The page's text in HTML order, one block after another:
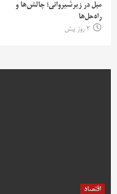
مبل در زیرشیروانی؛ چالش‌ها و
راه‌حل‌ها
2 روز پیش
اقتصاد